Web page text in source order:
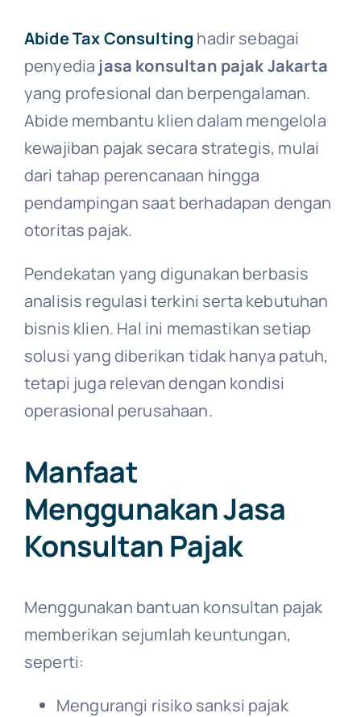
Abide Tax Consulting hadir sebagai
penyedia jasa konsultan pajak Jakarta
yang profesional dan berpengalaman.
Abide membantu klien dalam mengelola
kewajiban pajak secara strategis, mulai
dari tahap perencanaan hingga
pendampingan saat berhadapan dengan
otoritas pajak.
Pendekatan yang digunakan berbasis
analisis regulasi terkini serta kebutuhan
bisnis klien. Hal ini memastikan setiap
solusi yang diberikan tidak hanya patuh,
tetapi juga relevan dengan kondisi
operasional perusahaan.
Manfaat
Menggunakan Jasa
Konsultan Pajak
Menggunakan bantuan konsultan pajak
memberikan sejumlah keuntungan,
seperti:
Mengurangi risiko sanksi pajak